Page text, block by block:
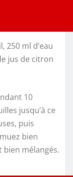
250 ml d’eau
jus de citron
10
jusqu’à ce
puis
bien
bien mélangés.